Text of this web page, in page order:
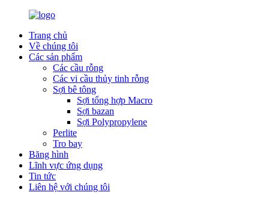
Trang chủ
Về chúng tôi
Các sản phẩm
Các cầu rỗng
Các vi cầu thủy tinh rỗng
Sợi bê tông
Sợi tổng hợp Macro
Sợi bazan
Sợi Polypropylene
Perlite
Tro bay
Băng hình
Lĩnh vực ứng dụng
Tin tức
Liên hệ với chúng tôi